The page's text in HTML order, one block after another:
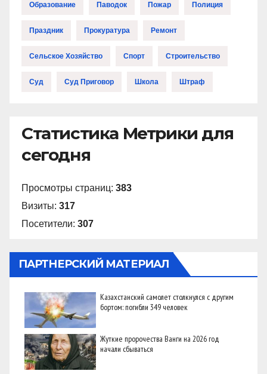
Образование Паводок Пожар Полиция
Праздник Прокуратура Ремонт
Сельское Хозяйство Спорт Строительство
Суд Суд Приговор Школа Штраф
Статистика Метрики для
сегодня
Просмотры страниц: 383
Визиты: 317
Посетители: 307
ПАРТНЕРСКИЙ МАТЕРИАЛ
Казахстанский самолет столкнулся с другим
бортом: погибли 349 человек
Жуткие пророчества Ванги на 2026 год
начали сбываться